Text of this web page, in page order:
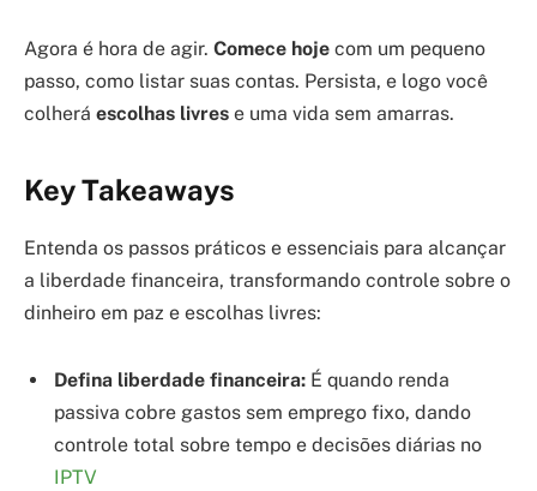
Agora é hora de agir. Comece hoje com um pequeno
passo, como listar suas contas. Persista, e logo você
colherá escolhas livres e uma vida sem amarras.
Key Takeaways
Entenda os passos práticos e essenciais para alcançar
a liberdade financeira, transformando controle sobre o
dinheiro em paz e escolhas livres:
Defina liberdade financeira: É quando renda
passiva cobre gastos sem emprego fixo, dando
controle total sobre tempo e decisões diárias no
IPTV